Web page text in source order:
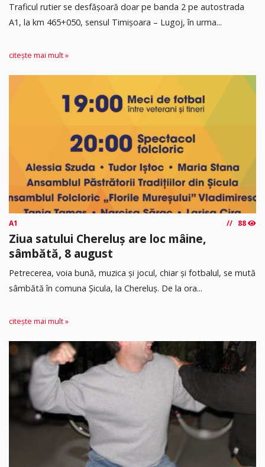
Traficul rutier se desfășoară doar pe banda 2 pe autostrada
A1, la km 465+050, sensul Timişoara – Lugoj, în urma...
citește mai mult »
A1 88
Ziua satului Chereluș are loc mâine,
sâmbătă, 8 august
Petrecerea, voia bună, muzica și jocul, chiar și fotbalul, se mută
sâmbătă în comuna Șicula, la Chereluș. De la ora...
citește mai mult »